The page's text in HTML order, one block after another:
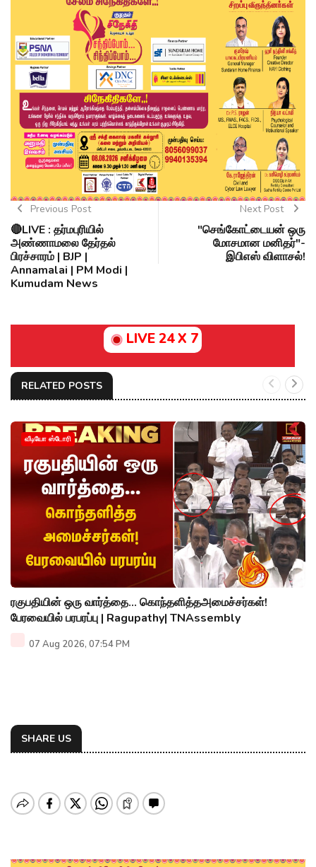
Previous Post
🔴LIVE : தர்மபுரியில்
அண்ணாமலை தேர்தல்
பிரச்சாரம் | BJP |
Annamalai | PM Modi |
Kumudam News
Next Post
"செங்கோட்டையன் ஒரு
மோசமான மனிதர்"-
இபிஎஸ் விளாசல்!
LIVE 24 X 7
RELATED POSTS
வீடியோ ஸ்டோரி
ரகுபதியின் ஒரு வார்த்தை... கொந்தளித்தஅமைச்சர்கள்!
பேரவையில் பரபரப்பு | Ragupathy| TNAssembly
07 Aug 2026, 07:54 PM
SHARE US